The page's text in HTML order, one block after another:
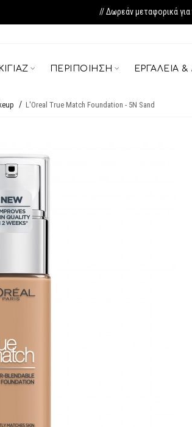
// Δωρεάν μεταφορικά
ΠΕΡΙΠΟΊΗΣΗ ΕΡΓΑΛΕΊΑ
L'Oreal True Match Foundation - 5N Sand